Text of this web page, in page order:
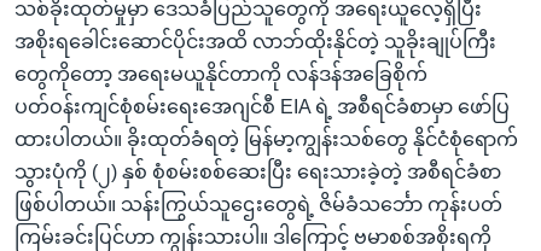
သစ်ခိုးထုတ်မှုမှာ ဒေသခံပြည်သူတွေကို အရေးယူလေ့ရှိပြီး
အစိုးရခေါင်းဆောင်ပိုင်းအထိ လာဘ်ထိုးနိုင်တဲ့ သူခိုးချုပ်ကြီး
တွေကိုတော့ အရေးမယူနိုင်တာကို လန်ဒန်အခြေစိုက်
ပတ်ဝန်းကျင်စုံစမ်းရေးအေဂျင်စီ EIA ရဲ့ အစီရင်ခံစာမှာ ဖော်ပြ
ထားပါတယ်။ ခိုးထုတ်ခံရတဲ့ မြန်မာ့ကျွန်းသစ်တွေ နိုင်ငံစုံရောက်
သွားပုံကို (၂) နှစ် စုံစမ်းစစ်ဆေးပြီး ရေးသားခဲ့တဲ့ အစီရင်ခံစာ
ဖြစ်ပါတယ်။ သန်းကြွယ်သူဌေးတွေရဲ့ ဇိမ်ခံသင်္ဘော ကုန်းပတ်
ကြမ်းခင်းပြင်ဟာ ကျွန်းသားပါ။ ဒါကြောင့် ဗမာစစ်အစိုးရကို